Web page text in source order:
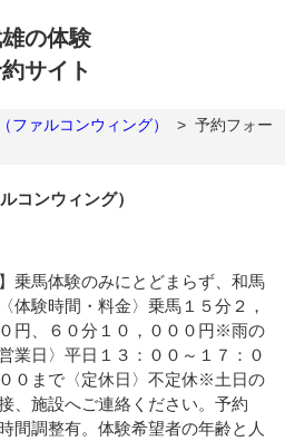
の体験
サイト
ファルコンウィング） > 予約フォー
コンウィング）
乗馬体験のみにとどまらず、和馬
体験時間・料金〉乗馬１５分２，
円、６０分１０，０００円※雨の
業日〉平日１３：００～１７：０
０まで〈定休日〉不定休※土日の
、施設へご連絡ください。予約
間調整有。体験希望者の年齢と人